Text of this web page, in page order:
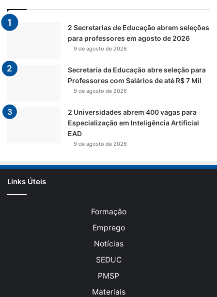
2 Secretarias de Educação abrem seleções
para professores em agosto de 2026
9 de agosto de 2026
Secretaria da Educação abre seleção para
Professores com Salários de até R$ 7 Mil
9 de agosto de 2026
2 Universidades abrem 400 vagas para
Especialização em Inteligência Artificial
EAD
9 de agosto de 2026
Links Úteis
Formação
Emprego
Notícias
SEDUC
PMSP
Materiais